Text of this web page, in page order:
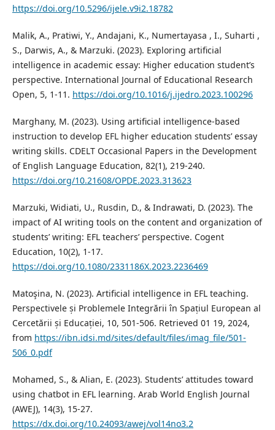
https://doi.org/10.5296/ijele.v9i2.18782
Malik, A., Pratiwi, Y., Andajani, K., Numertayasa , I., Suharti ,
S., Darwis, A., & Marzuki. (2023). Exploring artificial
intelligence in academic essay: Higher education student’s
perspective. International Journal of Educational Research
Open, 5, 1-11. https://doi.org/10.1016/j.ijedro.2023.100296
Marghany, M. (2023). Using artificial intelligence-based
instruction to develop EFL higher education students’ essay
writing skills. CDELT Occasional Papers in the Development
of English Language Education, 82(1), 219-240.
https://doi.org/10.21608/OPDE.2023.313623
Marzuki, Widiati, U., Rusdin, D., & Indrawati, D. (2023). The
impact of AI writing tools on the content and organization of
students’ writing: EFL teachers’ perspective. Cogent
Education, 10(2), 1-17.
https://doi.org/10.1080/2331186X.2023.2236469
Matoşina, N. (2023). Artificial intelligence in EFL teaching.
Perspectivele și Problemele Integrării în Spațiul European al
Cercetării și Educației, 10, 501-506. Retrieved 01 19, 2024,
from https://ibn.idsi.md/sites/default/files/imag_file/501-
506_0.pdf
Mohamed, S., & Alian, E. (2023). Students’ attitudes toward
using chatbot in EFL learning. Arab World English Journal
(AWEJ), 14(3), 15-27.
https://dx.doi.org/10.24093/awej/vol14no3.2